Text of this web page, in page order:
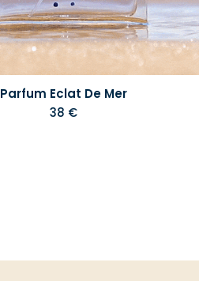
Parfum Eclat De Mer
38 €